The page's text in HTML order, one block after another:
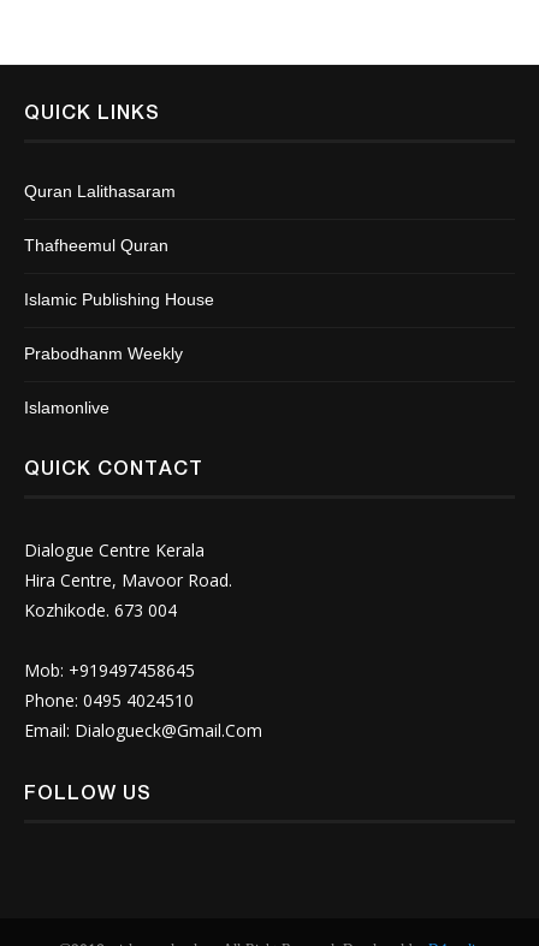
QUICK LINKS
Quran Lalithasaram
Thafheemul Quran
Islamic Publishing House
Prabodhanm Weekly
Islamonlive
QUICK CONTACT
Dialogue Centre Kerala
Hira Centre, Mavoor Road.
Kozhikode. 673 004
Mob: +919497458645
Phone: 0495 4024510
Email: Dialogueck@Gmail.Com
FOLLOW US